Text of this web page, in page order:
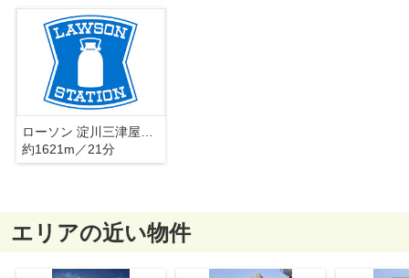
約1621m／21分
エリアの近い物件